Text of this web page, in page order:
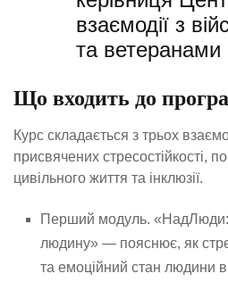
взаємодії з
та
Що входить до
Курс складається з трьох
присвячених стресостійкості,
цивільного життя та інклюзії.
Перший модуль. «НадЛюди:
людину» — пояснює, як
та емоційний стан людини